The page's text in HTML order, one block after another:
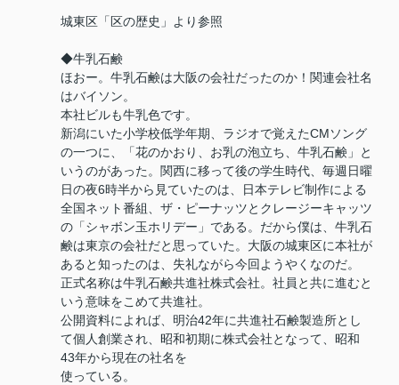
城東区「区の歴史」より参照
◆牛乳石鹸
ほおー。牛乳石鹸は大阪の会社だったのか！関連会社名
はバイソン。
本社ビルも牛乳色です。
新潟にいた小学校低学年期、ラジオで覚えたCMソング
の一つに、「花のかおり、お乳の泡立ち、牛乳石鹸」と
いうのがあった。関西に移って後の学生時代、毎週日曜
日の夜6時半から見ていたのは、日本テレビ制作による
全国ネット番組、ザ・ピーナッツとクレージーキャッツ
の「シャボン玉ホリデー」である。だから僕は、牛乳石
鹸は東京の会社だと思っていた。大阪の城東区に本社が
あると知ったのは、失礼ながら今回ようやくなのだ。
正式名称は牛乳石鹸共進社株式会社。社員と共に進むと
いう意味をこめて共進社。
公開資料によれば、明治42年に共進社石鹸製造所とし
て個人創業され、昭和初期に株式会社となって、昭和
43年から現在の社名を
使っている。